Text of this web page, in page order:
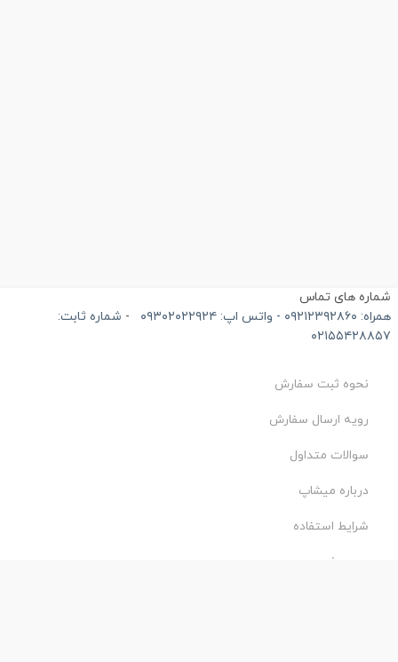
های تماس
- واتس اپ: ۰۹۳۰۲۰۲۲۹۲۴
-
شماره ثابت:
نحوه ثبت سفارش
رویه ارسال سفارش
سوالات متداول
درباره میشاپ
شرایط استفاده
حریم خصوصی